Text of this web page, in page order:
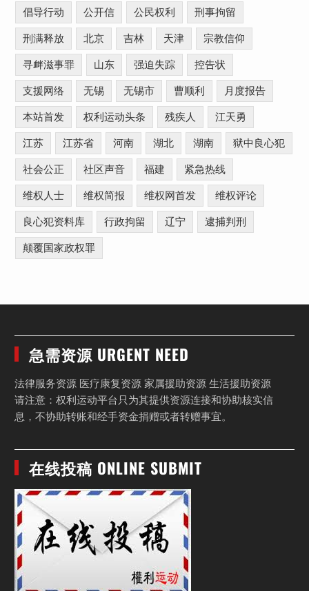
倡导行动 公开信 公民权利 刑事拘留
刑满释放 北京 吉林 天津 宗教信仰
寻衅滋事罪 山东 强迫失踪 控告状
支援网络 无锡 无锡市 曹顺利 月度报告
本站首发 权利运动头条 残疾人 江天勇
江苏 江苏省 河南 湖北 湖南 狱中良心犯
社会公正 社区声音 福建 紧急热线
维权人士 维权简报 维权网首发 维权评论
良心犯资料库 行政拘留 辽宁 逮捕判刑
颠覆国家政权罪
急需资源 URGENT NEED
法律服务资源 医疗康复资源 家属援助资源 生活援助资源
请注意：权利运动平台只为其提供资源连接和协助核实信
息，不协助转账和经手资金捐赠或者转赠事宜。
在线投稿 ONLINE SUBMIT